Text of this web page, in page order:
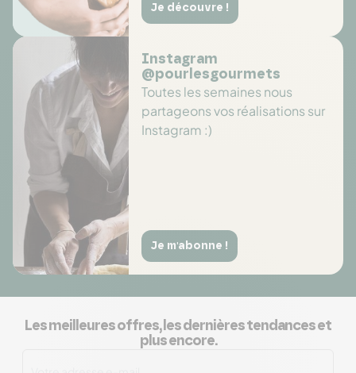
Je découvre !
Instagram
@pourlesgourmets
Toutes les semaines nous
partageons vos réalisations sur
Instagram :)
Je m'abonne !
Les meilleures offres, les dernières tendances et
plus encore.